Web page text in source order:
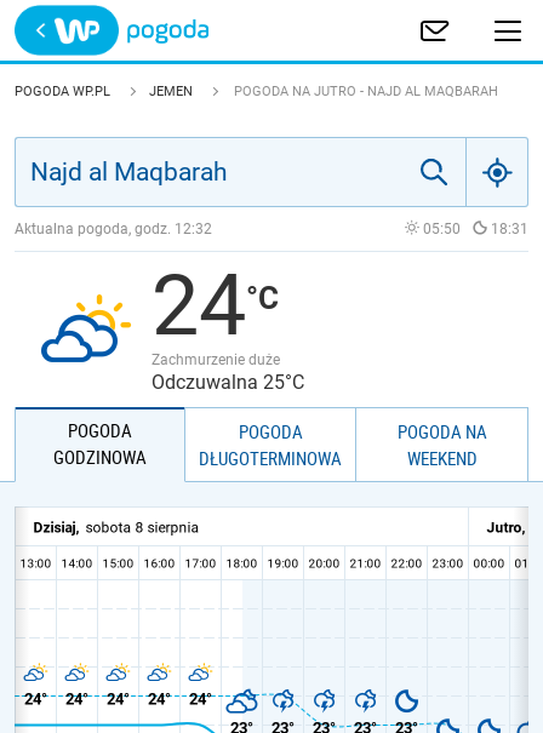
Trwa ładowanie
POLSKA
JAKOŚĆ POWIETRZA
POGODA WP.PL JEMEN POGODA NA JUTRO - NAJD AL MAQBARAH
Aktualna pogoda, godz. 12:32 05:50 18:31
24
Zachmurzenie duże
Odczuwalna 25°C
POGODA
GODZINOWA
POGODA
DŁUGOTERMINOWA
POGODA NA
WEEKEND